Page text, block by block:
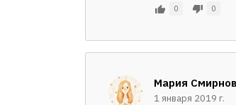
0 0
Мария
1 января 2019 г.